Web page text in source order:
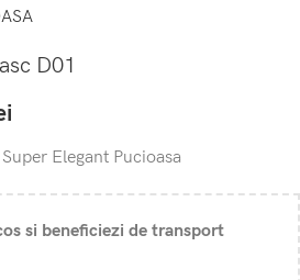
D01
Elegant Pucioasa
si beneficiezi de transport